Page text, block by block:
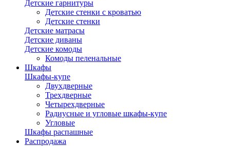
Детские гарнитуры
Детские стенки с кроватью
Детские стенки
Детские матрасы
Детские диваны
Детские комоды
Комоды пеленальные
Шкафы
Шкафы-купе
Двухдверные
Трехдверные
Четырехдверные
Радиусные и угловые шкафы-купе
Угловые
Шкафы распашные
Распродажа